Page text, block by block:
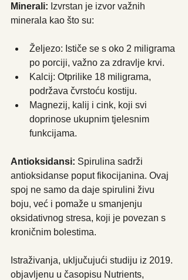
Minerali: Izvrstan je izvor važnih
minerala kao što su:
Željezo: Ističe se s oko 2 miligrama
po porciji, važno za zdravlje krvi.
Kalcij: Otprilike 18 miligrama,
podržava čvrstoću kostiju.
Magnezij, kalij i cink, koji svi
doprinose ukupnim tjelesnim
funkcijama.
Antioksidansi: Spirulina sadrži
antioksidanse poput fikocijanina. Ovaj
spoj ne samo da daje spirulini živu
boju, već i pomaže u smanjenju
oksidativnog stresa, koji je povezan s
kroničnim bolestima.
Istraživanja, uključujući studiju iz 2019.
objavljenu u časopisu Nutrients,